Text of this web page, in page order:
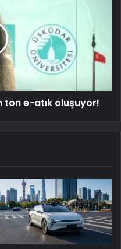
ton e-atık oluşuyor!